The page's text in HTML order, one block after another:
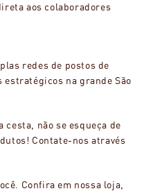
aos colaboradores
redes de postos de
na grande São
cesta, não se esqueça de
Contate-nos através
Confira em nossa loja,